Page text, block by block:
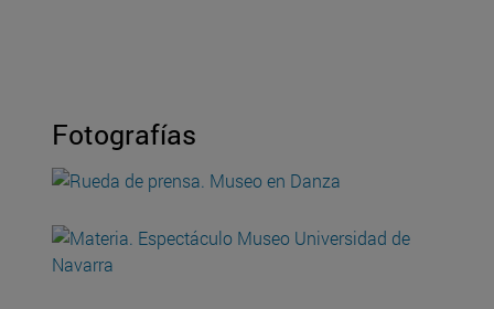
Fotografías